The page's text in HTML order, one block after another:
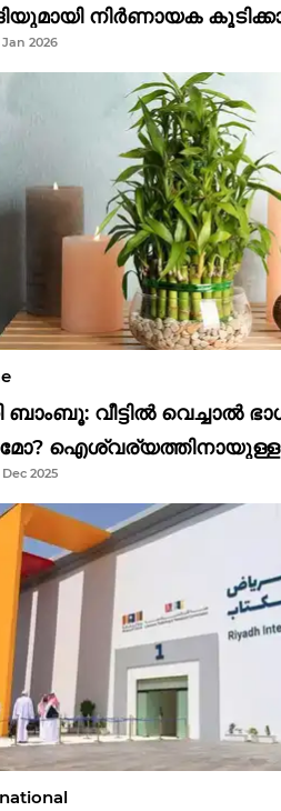
നിർണായക
Jan 2026
ബാംബൂ: വീട്ടിൽ വെച്ചാൽ
ഐശ്വര്യത്തിനായുള്ള
ഷൂയി വിശ്വാസങ്ങൾ
2025